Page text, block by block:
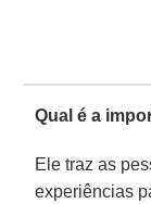
Qual é a
Ele traz as
experiências